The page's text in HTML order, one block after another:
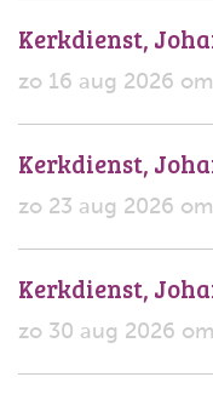
Kerkdienst,
zo 16 aug 2026
Kerkdienst,
zo 23 aug 2026
Kerkdienst,
zo 30 aug 2026